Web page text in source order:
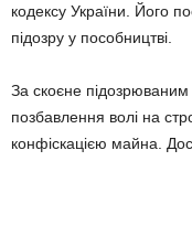
кодексу України. Його
підозру у пособництві.
За скоєне підозрюваним
позбавлення волі на
конфіскацією майна.